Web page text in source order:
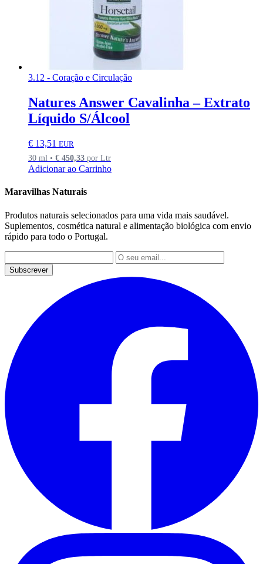
3.12 - Coração e Circulação
Natures Answer Cavalinha – Extrato
Líquido S/Álcool
€ 13,51 EUR
30 ml • € 450,33 por Ltr
Adicionar ao Carrinho
Maravilhas Naturais
Produtos naturais selecionados para uma vida mais saudável.
Suplementos, cosmética natural e alimentação biológica com envio
rápido para todo o Portugal.
Subscrever